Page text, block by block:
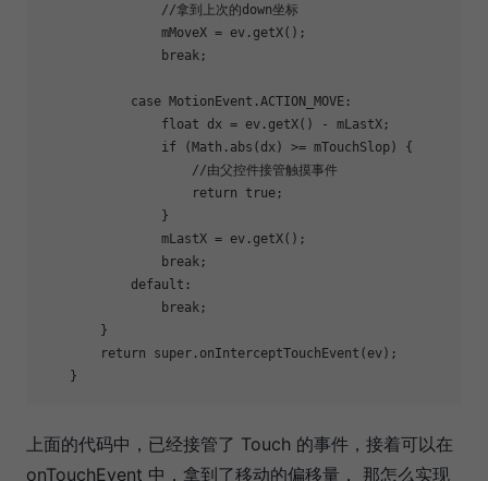
                //拿到上次的down坐标
                mMoveX = ev.getX();
break ;
case MotionEvent.ACTION_MOVE:
float dx = ev.getX() - mLastX;
if (Math.abs(dx) >= mTouchSlop) {
                    //由父控件接管触摸事件
return
true ;
                }
                mLastX = ev.getX();
break ;
            default:
break ;
        }
return super.onInterceptTouchEvent(ev);
上面的代码中，已经接管了 Touch 的事件，接着可以在
onTouchEvent 中，拿到了移动的偏移量， 那怎么实现